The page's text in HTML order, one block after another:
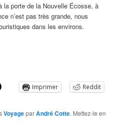
la porte de la Nouvelle Écosse, à
n’est pas très grande, nous
dans les environs.
Imprimer Reddit
VoyageparAndré Cotte. Mettez-le en